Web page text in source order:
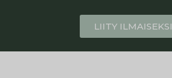
LIITY ILMAISEKSI